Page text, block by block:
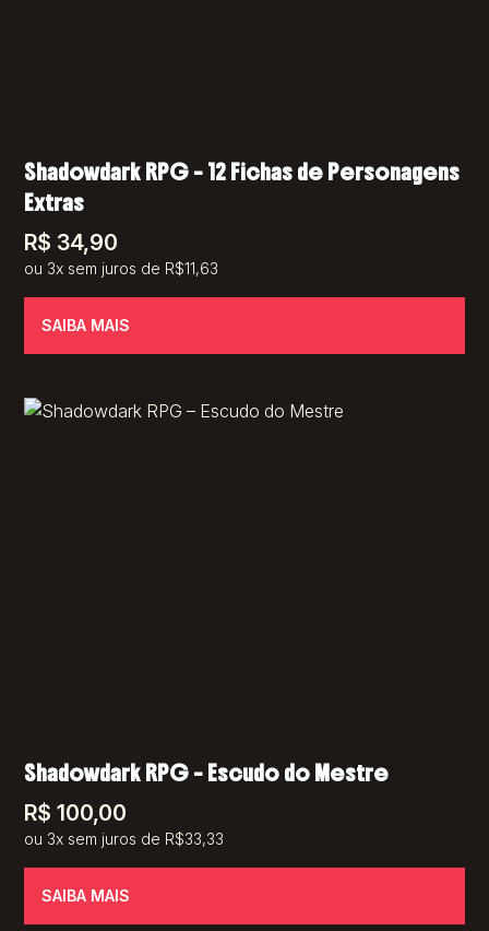
Shadowdark RPG – 12 Fichas de Personagens
Extras
R$ 34,90
ou 3x sem juros de R$11,63
SAIBA MAIS
Shadowdark RPG – Escudo do Mestre
R$ 100,00
ou 3x sem juros de R$33,33
SAIBA MAIS